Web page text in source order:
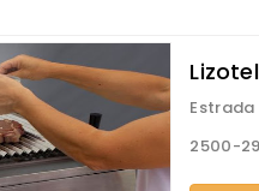
Estrada
2500-